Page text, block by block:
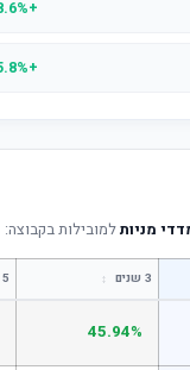
+18.6%
+15.8%
מניותלמובילות בקבוצה:
3 שנים ↕ 5 שנים
45.94%